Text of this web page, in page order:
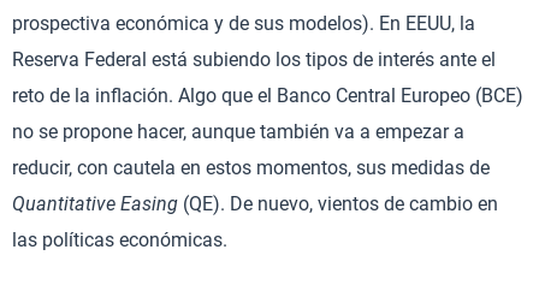
prospectiva económica y de sus modelos). En EEUU, la
Reserva Federal está subiendo los tipos de interés ante el
reto de la inflación. Algo que el Banco Central Europeo (BCE)
no se propone hacer, aunque también va a empezar a
reducir, con cautela en estos momentos, sus medidas de
Quantitative Easing (QE). De nuevo, vientos de cambio en
las políticas económicas.